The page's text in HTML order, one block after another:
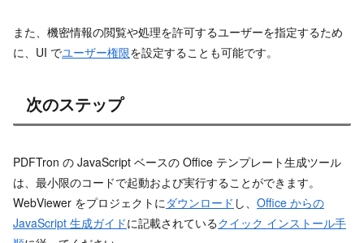
また、機密情報の閲覧や処理を許可するユーザーを指定するため
に、UI でユーザー権限を設定することも可能です。
次のステップ
PDFTron の JavaScript ベースの Office テンプレート生成ツール
は、最小限のコードで起動および実行することができます。
WebViewer をプロジェクトに ダウンロード し、 Office からの
JavaScript 生成ガイドに記載されているクイック インストール手